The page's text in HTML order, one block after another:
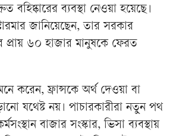
বহিষ্কারের ব্যবস্থা নেওয়া হয়েছে।
জানিয়েছেন, তার সরকার
৬০ হাজার মানুষকে ফেরত
করেন, ফ্রান্সকে অর্থ দেওয়া বা
যথেষ্ট নয়। পাচারকারীরা নতুন পথ
বাজার সংস্কার, ভিসা ব্যবস্থায়